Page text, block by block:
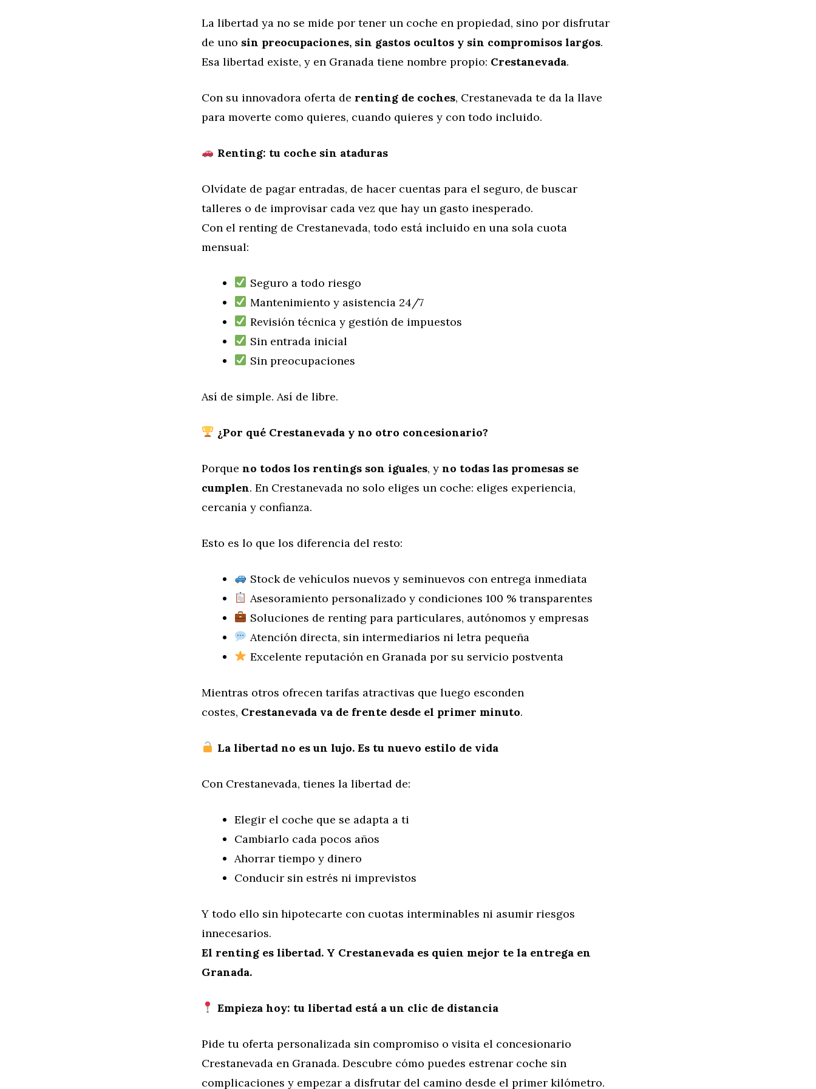
La libertad ya no se mide por tener un coche en propiedad, sino por disfrutar
de uno sin preocupaciones, sin gastos ocultos y sin compromisos largos.
Esa libertad existe, y en Granada tiene nombre propio: Crestanevada.
Con su innovadora oferta de renting de coches, Crestanevada te da la llave
para moverte como quieres, cuando quieres y con todo incluido.
Renting: tu coche sin ataduras
Olvídate de pagar entradas, de hacer cuentas para el seguro, de buscar
talleres o de improvisar cada vez que hay un gasto inesperado.
Con el renting de Crestanevada, todo está incluido en una sola cuota
mensual:
Seguro a todo riesgo
Mantenimiento y asistencia 24/7
Revisión técnica y gestión de impuestos
Sin entrada inicial
Sin preocupaciones
Así de simple. Así de libre.
¿Por qué Crestanevada y no otro concesionario?
Porque no todos los rentings son iguales, y no todas las promesas se
cumplen. En Crestanevada no solo eliges un coche: eliges experiencia,
cercanía y confianza.
Esto es lo que los diferencia del resto:
Stock de vehículos nuevos y seminuevos con entrega inmediata
Asesoramiento personalizado y condiciones 100 % transparentes
Soluciones de renting para particulares, autónomos y empresas
Atención directa, sin intermediarios ni letra pequeña
Excelente reputación en Granada por su servicio postventa
Mientras otros ofrecen tarifas atractivas que luego esconden
costes, Crestanevada va de frente desde el primer minuto.
La libertad no es un lujo. Es tu nuevo estilo de vida
Con Crestanevada, tienes la libertad de:
Elegir el coche que se adapta a ti
Cambiarlo cada pocos años
Ahorrar tiempo y dinero
Conducir sin estrés ni imprevistos
Y todo ello sin hipotecarte con cuotas interminables ni asumir riesgos
innecesarios.
El renting es libertad. Y Crestanevada es quien mejor te la entrega en
Granada.
Empieza hoy: tu libertad está a un clic de distancia
Pide tu oferta personalizada sin compromiso o visita el concesionario
Crestanevada en Granada. Descubre cómo puedes estrenar coche sin
complicaciones y empezar a disfrutar del camino desde el primer kilómetro.